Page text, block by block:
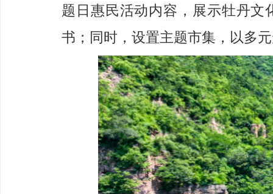
题日惠民活动内容，展示牡丹
书；同时，设置主题市集，以多